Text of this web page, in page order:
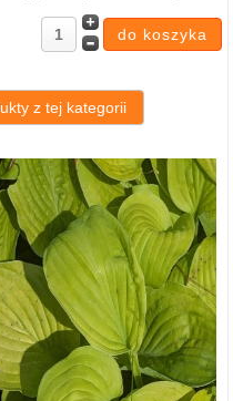
z tej kategorii